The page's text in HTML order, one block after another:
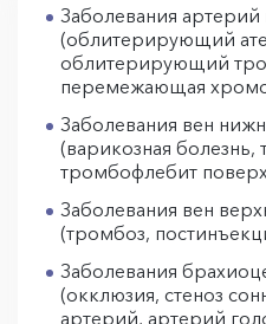
Заболевания
(облитерирующий
облитерирующий
перемежающая
Заболевания вен
(варикозная болезнь,
тромбофлебит
Заболевания вен
(тромбоз,
Заболевания
(окклюзия, стеноз
артерий, артерий